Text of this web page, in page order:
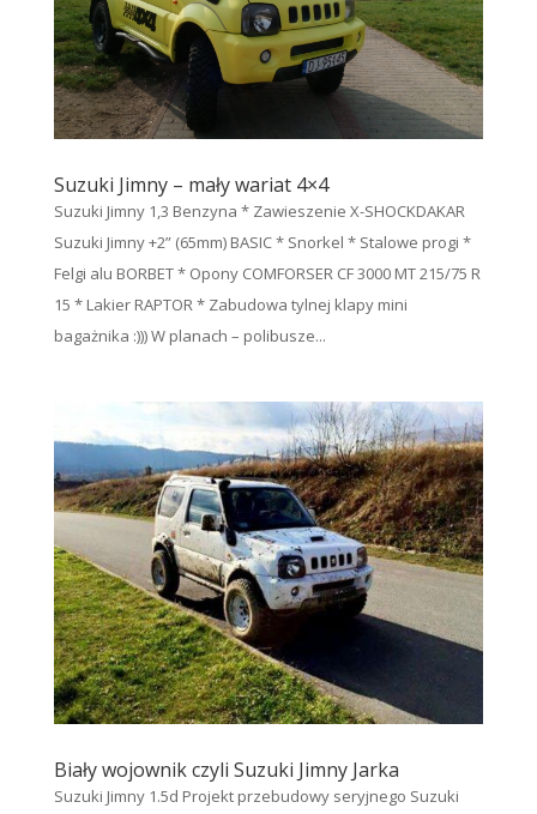
Suzuki Jimny – mały wariat 4×4
Suzuki Jimny 1,3 Benzyna * Zawieszenie X-SHOCKDAKAR
Suzuki Jimny +2” (65mm) BASIC * Snorkel * Stalowe progi *
Felgi alu BORBET * Opony COMFORSER CF 3000 MT 215/75 R
15 * Lakier RAPTOR * Zabudowa tylnej klapy mini
bagażnika :))) W planach – polibusze...
Biały wojownik czyli Suzuki Jimny Jarka
Suzuki Jimny 1.5d Projekt przebudowy seryjnego Suzuki